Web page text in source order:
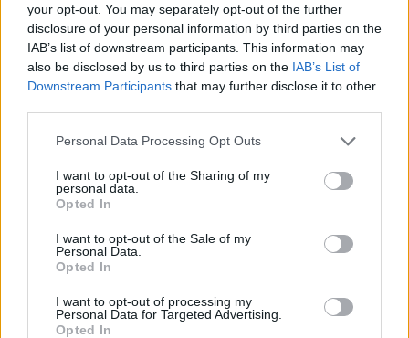
your opt-out. You may separately opt-out of the further
disclosure of your personal information by third parties on the
IAB’s list of downstream participants. This information may
also be disclosed by us to third parties on the IAB’s List of
Downstream Participants that may further disclose it to other
Personal Data Processing Opt Outs
I want to opt-out of the Sharing of my
personal data.
Opted In
I want to opt-out of the Sale of my
Personal Data.
Opted In
I want to opt-out of processing my
Personal Data for Targeted Advertising.
Opted In